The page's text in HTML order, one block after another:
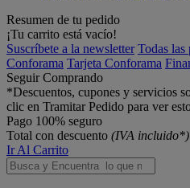
Resumen de tu pedido
¡Tu carrito está vacío!
Suscríbete a la newsletter Todas las
Conforama Tarjeta Conforama
Seguir Comprando
*Descuentos, cupones y servicios
clic en Tramitar Pedido para ver
Pago 100% seguro
Total con descuento (IVA incluido*)
Ir Al Carrito